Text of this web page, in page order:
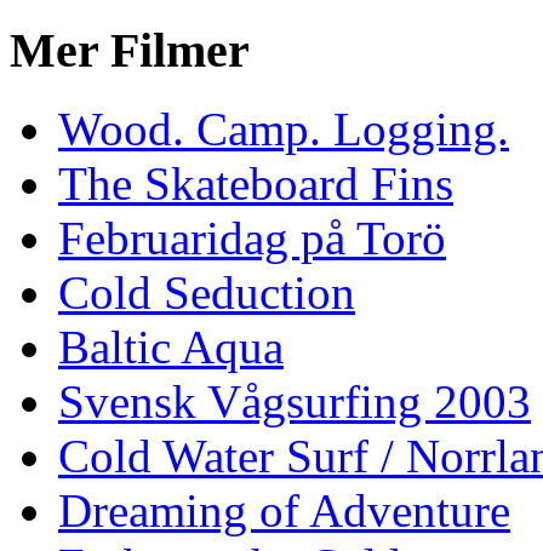
Mer Filmer
Wood. Camp. Logging.
The Skateboard Fins
Februaridag på Torö
Cold Seduction
Baltic Aqua
Svensk Vågsurfing 2003
Cold Water Surf /
Dreaming of Adventure